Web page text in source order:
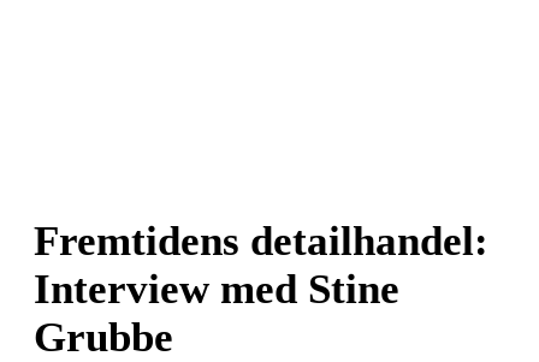
Fremtidens detailhandel:
Interview med Stine
Grubbe